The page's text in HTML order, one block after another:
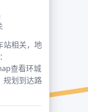
站相关，地
查看环城
规划到达路